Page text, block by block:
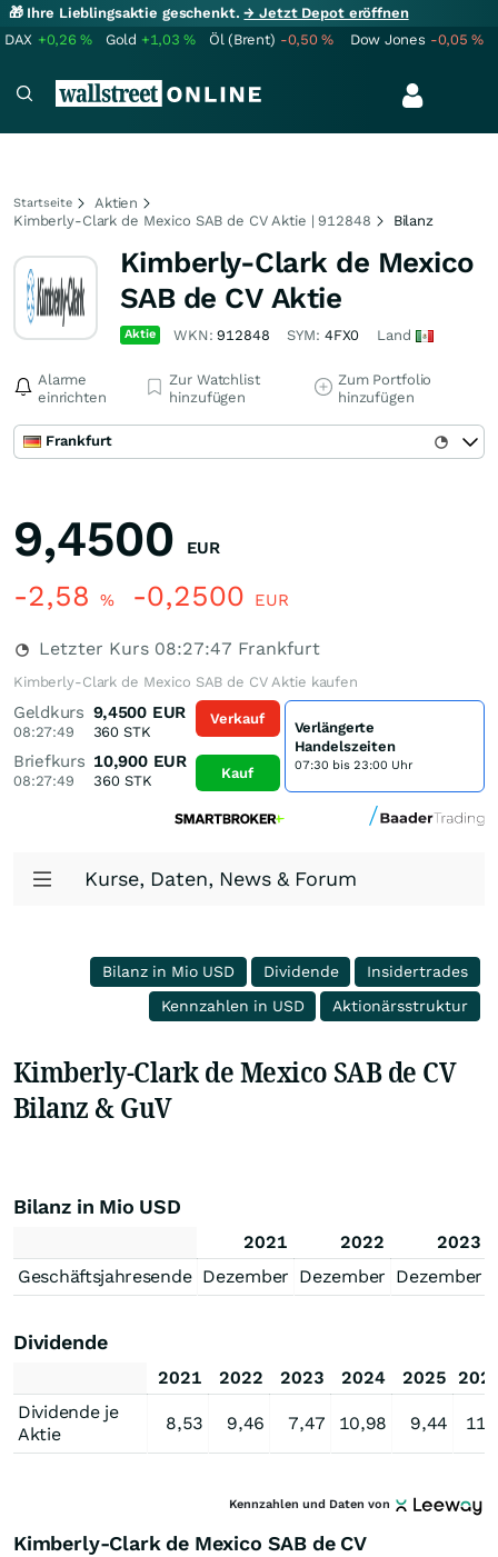
🎁 Ihre Lieblingsaktie geschenkt.→ Jetzt Depot eröffnen
DAX +0,26% Gold +1,03% Öl (Brent) -0,50% Dow Jones -0,05%
Startseite
Aktien
Kimberly-Clark de Mexico SAB de CV Aktie | 912848
Bilanz
Kimberly-Clark de Mexico
SAB de CV Aktie
Aktie WKN:912848 SYM: 4FX0 Land
Alarme
einrichten
Zur Watchlist
hinzufügen
Zum Portfolio
hinzufügen
Frankfurt
9,4500 EUR
-2,58 % -0,2500 EUR
Letzter Kurs 08:27:47 Frankfurt
Kimberly-Clark de Mexico SAB de CV Aktie kaufen
Geldkurs
08:27:49
9,4500 EUR
360 STK
Briefkurs
08:27:49
10,900 EUR
360STK
Verkauf
Kauf
Verlängerte
Handelszeiten
07:30 bis 23:00 Uhr
Kurse, Daten, News & Forum
Bilanz in Mio USD Dividende
Insidertrades
Kennzahlen in USD
Aktionärsstruktur
Kimberly-Clark de Mexico SAB de CV
Bilanz & GuV
Bilanz in Mio USD
2021 2022
2023
Geschäftsjahresende Dezember Dezember Dezember
Dividende
2021 2022 2023 2024 2025
Dividende je
Aktie
8,53 9,46 7,47 10,98 9,44
Kennzahlen und Daten von
Kimberly-Clark de Mexico SAB de CV